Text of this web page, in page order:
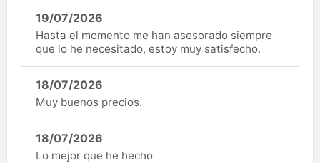
19/07/2026
Hasta el momento me han asesorado siempre
que lo he necesitado, estoy muy satisfecho.
18/07/2026
Muy buenos precios.
18/07/2026
Lo mejor que he hecho